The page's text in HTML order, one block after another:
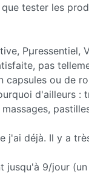
tester les
Pµressentiel,
pas
ou de
d'ailleurs :
j'ai déjà. Il y a
9/jour